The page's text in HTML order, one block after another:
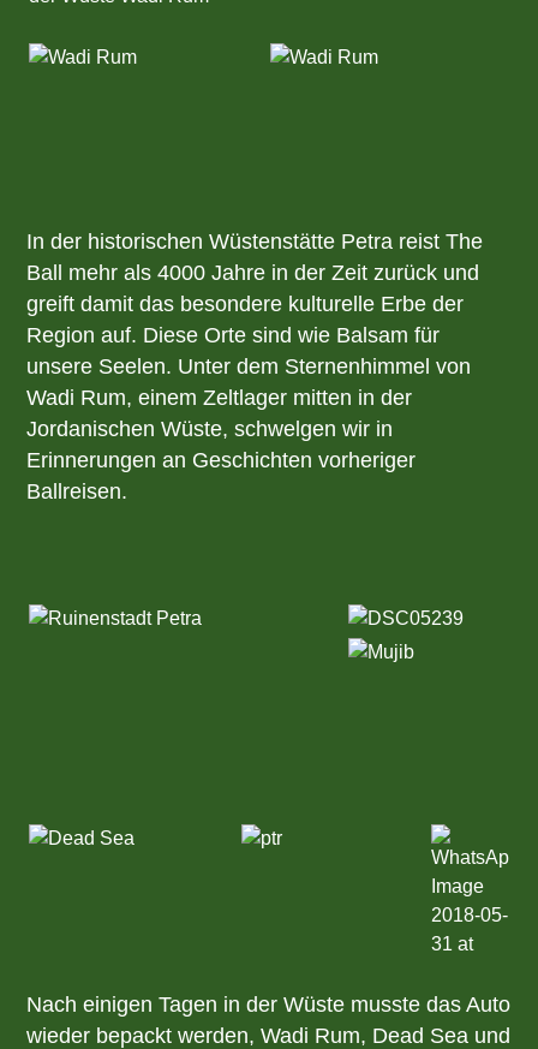
In der historischen Wüstenstätte Petra reist The
Ball mehr als 4000 Jahre in der Zeit zurück und
greift damit das besondere kulturelle Erbe der
Region auf. Diese Orte sind wie Balsam für
unsere Seelen. Unter dem Sternenhimmel von
Wadi Rum, einem Zeltlager mitten in der
Jordanischen Wüste, schwelgen wir in
Erinnerungen an Geschichten vorheriger
Ballreisen.
Nach einigen Tagen in der Wüste musste das Auto
wieder bepackt werden, Wadi Rum, Dead Sea und